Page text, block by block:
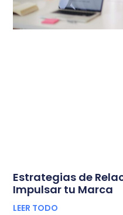
Estrategias de
Impulsar tu Marca
LEER TODO